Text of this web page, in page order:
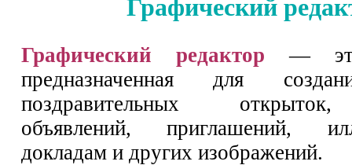
Графический
Графический редактор — это
предназначенная для
поздравительных
объявлений, приглашений,
докладам и других изображений.